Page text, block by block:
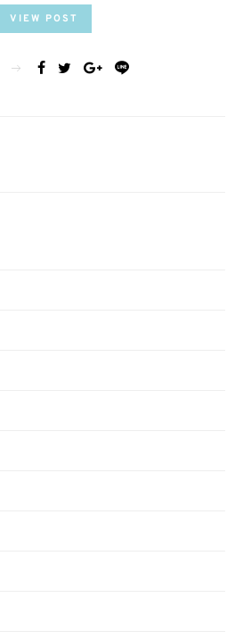
VIEW POST